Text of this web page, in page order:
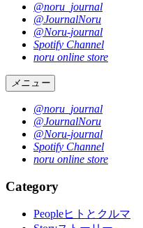
@noru_journal
@JournalNoru
@Noru-journal
Spotify Channel
noru online store
メニュー
@noru_journal
@JournalNoru
@Noru-journal
Spotify Channel
noru online store
Category
Peopleヒトとクルマ